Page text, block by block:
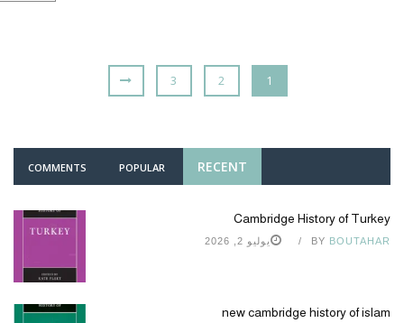
1
2
3
RECENT
POPULAR
COMMENTS
Cambridge History of Turkey
BY BOUTAHAR يوليو 2, 2026
new cambridge history of islam